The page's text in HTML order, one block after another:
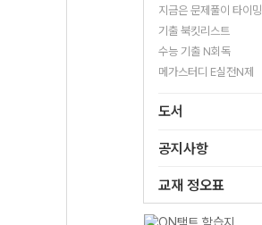
지금은 문제풀이 타이밍
기출 북킷리스트
수능 기출 N회독
메가스터디 E실전N제
도서
공지사항
교재 정오표